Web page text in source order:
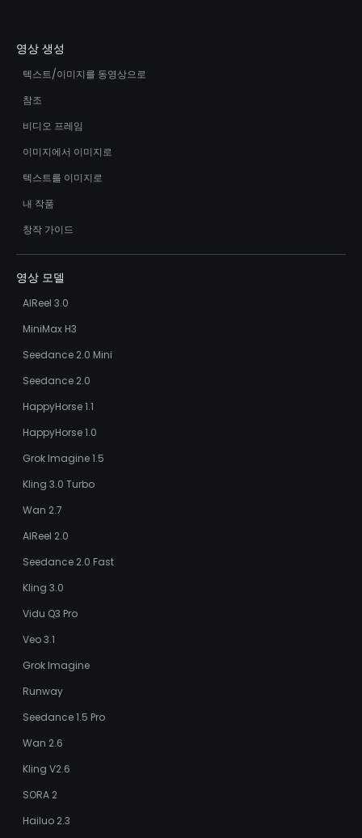
영상 생성
텍스트/이미지를 동영상으로
참조
비디오 프레임
이미지에서 이미지로
텍스트를 이미지로
내 작품
창작 가이드
영상 모델
AIReel 3.0
MiniMax H3
Seedance 2.0 Mini
Seedance 2.0
HappyHorse 1.1
HappyHorse 1.0
Grok Imagine 1.5
Kling 3.0 Turbo
Wan 2.7
AIReel 2.0
Seedance 2.0 Fast
Kling 3.0
Vidu Q3 Pro
Veo 3.1
Grok Imagine
Runway
Seedance 1.5 Pro
Wan 2.6
Kling V2.6
SORA 2
Hailuo 2.3